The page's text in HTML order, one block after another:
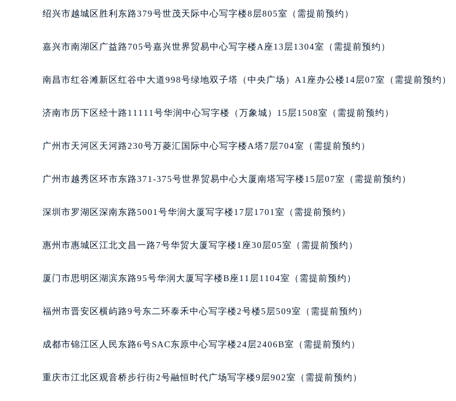
昆明市盘龙区北京路928号同德昆明广场写字楼10层06室（需提前预约）
西安市碑林区南关正街88号华侨城长安国际中心E座6楼10室（需提前预约）
唐山市路南区新华东道100号万达广场写字楼A座10层1002室（需提前预约）
内蒙古自治区呼和浩特市玉泉区大学西街70号华润万象城写字楼（鄂尔多斯大厦）
重庆市解放碑渝中区民权路28号英利国际金融中心写字楼20层01室（需提前预约）
黑龙江省鹤岗市向阳区红军路宝玑售后服务中心（需提前预约）
黑龙江省鸡西市鸡冠区红军路宝玑售后服务中心（需提前预约）
黑龙江省牡丹江市东安区太平路宝玑售后服务中心（需提前预约）
黑龙江省齐齐哈尔市龙沙区龙华路宝玑售后服务中心（需提前预约）
黑龙江省绥化市北林区新华街与康庄路交叉口宝玑售后服务中心（需提前预约）
吉林省白城市洮北区明仁南街宝玑售后服务中心（需提前预约）
吉林省吉林市船营区河南街宝玑售后服务中心（需提前预约）
绍兴市越城区胜利东路379号世茂天际中心写字楼8层805室（需提前预约）
嘉兴市南湖区广益路705号嘉兴世界贸易中心写字楼A座13层1304室（需提前预约）
南昌市红谷滩新区红谷中大道998号绿地双子塔（中央广场）A1座办公楼14层07室（需提前预约）
济南市历下区经十路11111号华润中心写字楼（万象城）15层1508室（需提前预约）
广州市天河区天河路230号万菱汇国际中心写字楼A塔7层704室（需提前预约）
广州市越秀区环市东路371-375号世界贸易中心大厦南塔写字楼15层07室（需提前预约）
深圳市罗湖区深南东路5001号华润大厦写字楼17层1701室（需提前预约）
惠州市惠城区江北文昌一路7号华贸大厦写字楼1座30层05室（需提前预约）
厦门市思明区湖滨东路95号华润大厦写字楼B座11层1104室（需提前预约）
福州市晋安区横屿路9号东二环泰禾中心写字楼2号楼5层509室（需提前预约）
成都市锦江区人民东路6号SAC东原中心写字楼24层2406B室（需提前预约）
重庆市江北区观音桥步行街2号融恒时代广场写字楼9层902室（需提前预约）